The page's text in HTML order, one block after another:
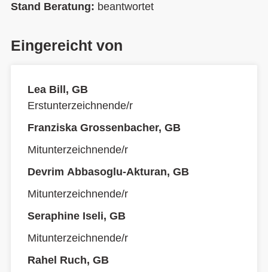
Stand Beratung: beantwortet
Eingereicht von
Lea Bill, GB
Erstunterzeichnende/r
Franziska Grossenbacher, GB
Mitunterzeichnende/r
Devrim Abbasoglu-Akturan, GB
Mitunterzeichnende/r
Seraphine Iseli, GB
Mitunterzeichnende/r
Rahel Ruch, GB